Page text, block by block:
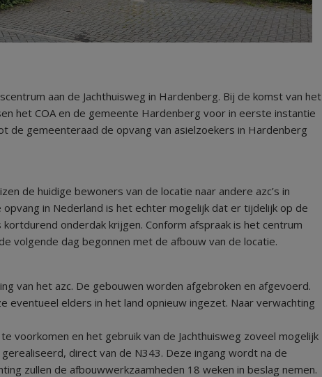
aan de Jachthuisweg in Hardenberg. Bij de komst van het
het COA en de gemeente Hardenberg voor in eerste instantie
de gemeenteraad de opvang van asielzoekers in Hardenberg
de huidige bewoners van de locatie naar andere azc’s in
in Nederland is het echter mogelijk dat er tijdelijk op de
onderdak krijgen. Conform afspraak is het centrum
volgende dag begonnen met de afbouw van de locatie.
van het azc. De gebouwen worden afgebroken en afgevoerd.
eventueel elders in het land opnieuw ingezet. Naar verwachting
voorkomen en het gebruik van de Jachthuisweg zoveel mogelijk
direct van de N343. Deze ingang wordt na de
zullen de afbouwwerkzaamheden 18 weken in beslag nemen.